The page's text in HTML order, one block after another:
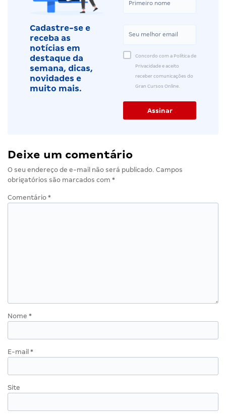
Cadastre-se e
receba as
notícias em
destaque da
semana, dicas,
novidades e
muito mais.
Concordo com a Política de
Privacidade e aceito
receber comunicações do
Gran Cursos Online.
Deixe um comentário
O seu endereço de e-mail não será publicado. Campos
obrigatórios são marcados com *
Comentário *
Nome *
E-mail *
Site